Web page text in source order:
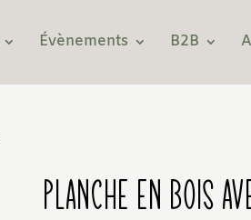
Évènements B2B
PLANCHE EN BOIS